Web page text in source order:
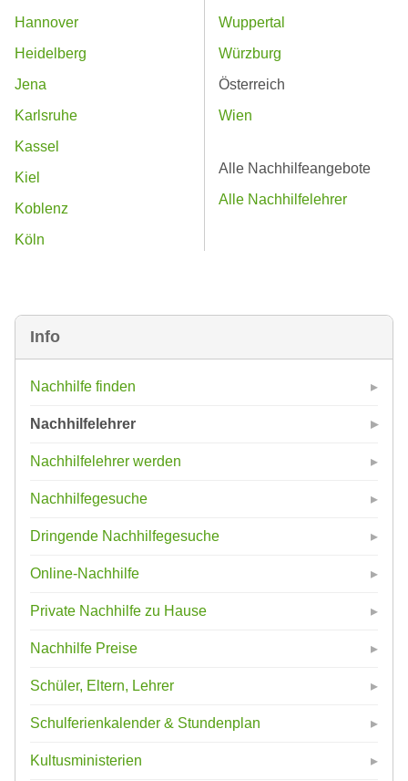
Info
Nachhilfe finden
Nachhilfelehrer
Nachhilfelehrer werden
Nachhilfegesuche
Dringende Nachhilfegesuche
Online-Nachhilfe
Private Nachhilfe zu Hause
Nachhilfe Preise
Schüler, Eltern, Lehrer
Schulferienkalender & Stundenplan
Kultusministerien
Hannover
Heidelberg
Jena
Karlsruhe
Kassel
Kiel
Koblenz
Köln
Wuppertal
Würzburg
Österreich
Wien
Alle Nachhilfeangebote
Alle Nachhilfelehrer